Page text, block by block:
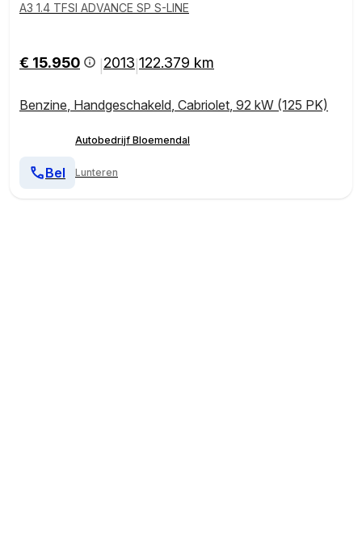
A3 1.4 TFSI ADVANCE SP S-LINE
€ 15.950 2013 122.379 km
Benzine, Handgeschakeld, Cabriolet, 92 kW (125 PK)
Autobedrijf Bloemendal
Lunteren
Bel